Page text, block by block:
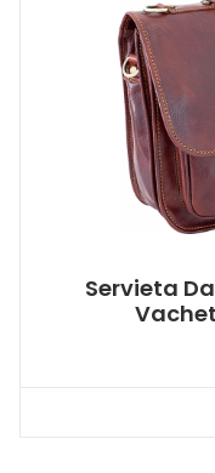
Servieta